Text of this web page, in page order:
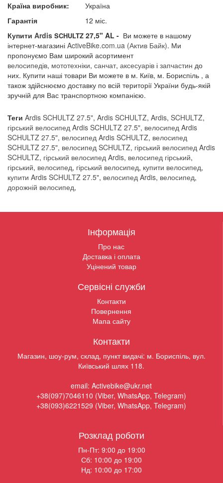
Країна виробник:
Україна
Гарантія
12 міс.
Купити Ardis SCHULTZ 27,5" AL - Ви можете в нашому
інтернет-магазині ActiveBike.com.ua (Актив Байк). Ми
пропонуємо Вам широкий асортимент
велосипедів, мототехніки, санчат, аксесуарів і запчастин до
них. Купити наші товари Ви можете в м. Київ, м. Бориспіль , а
також здійснюємо доставку по всій території України будь-якій
зручній для Вас транспортною компанією.
Теги Ardis SCHULTZ 27.5", Ardis SCHULTZ, Ardis, SCHULTZ,
гірський велосипед Ardis SCHULTZ 27.5", велосипед Ardis
SCHULTZ 27.5", велосипед Ardis SCHULTZ, велосипед
SCHULTZ 27.5", велосипед SCHULTZ, гірський велосипед Ardis
SCHULTZ, гірський велосипед Ardis, велосипед гірський,
гірський, велосипед, гірський велосипед, купити велосипед,
купити Ardis SCHULTZ 27.5", велосипед Ardis, велосипед,
дорожній велосипед,
Інформація
Про нас
Доставка і оплата
Уцінений товар
Сервісні служби
Контакти
Повернення
Мапа сайту
Контакти
Магазин, шоу-рум, склад, пункт видачі: м. Бориспіль, вул.
Київський шлях 118.
email: Activebike@ukr.net
+38(097)7046110 (Viber, WhatsApp, Telegram)
+38(093)6221529 (Viber, WhatsApp, Telegram)
Розклад роботи
Пн-Пт: 9:00 до 19:00
Сб: 10:00 до 19:00
Нд: 10:00 до 17:00